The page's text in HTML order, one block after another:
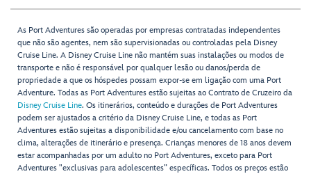
As Port Adventures são operadas por empresas contratadas independentes
que não são agentes, nem são supervisionadas ou controladas pela Disney
Cruise Line. A Disney Cruise Line não mantém suas instalações ou modos de
transporte e não é responsável por qualquer lesão ou danos/perda de
propriedade a que os hóspedes possam expor-se em ligação com uma Port
Adventure. Todas as Port Adventures estão sujeitas ao Contrato de Cruzeiro da
Disney Cruise Line. Os itinerários, conteúdo e durações de Port Adventures
podem ser ajustados a critério da Disney Cruise Line, e todas as Port
Adventures estão sujeitas a disponibilidade e/ou cancelamento com base no
clima, alterações de itinerário e presença. Crianças menores de 18 anos devem
estar acompanhadas por um adulto no Port Adventures, exceto para Port
Adventures "exclusivas para adolescentes” específicas. Todos os preços estão